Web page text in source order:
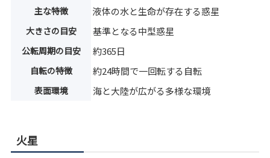
主な特徴 液体の水と生命が存在する惑星
大きさの目安 基準となる中型惑星
公転周期の目安 約365日
自転の特徴 約24時間で一回転する自転
表面環境 海と大陸が広がる多様な環境
火星